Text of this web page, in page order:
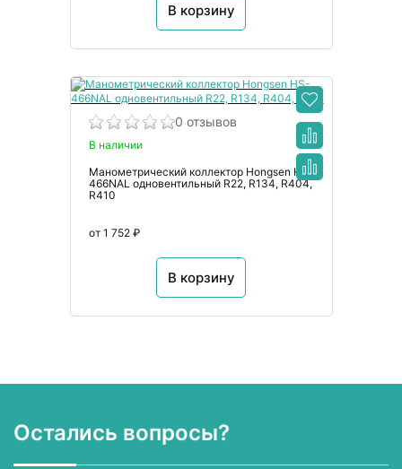
В корзину
0 отзывов
В наличии
Манометрический коллектор Hongsen HS-
466NAL одновентильный R22, R134, R404,
R410
от 1 752 ₽
В корзину
Остались вопросы?